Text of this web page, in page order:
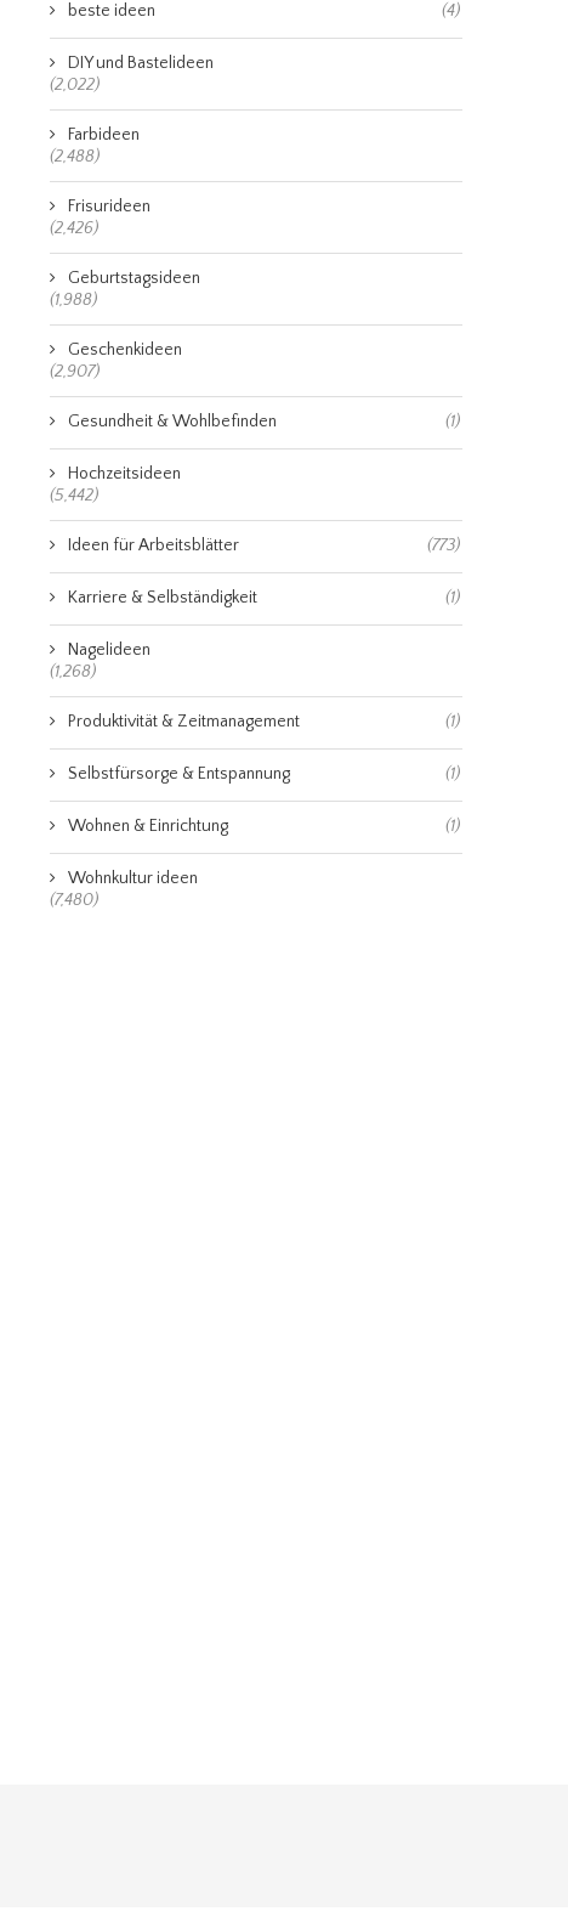
beste ideen (4)
DIY und Bastelideen
(2,022)
Farbideen
(2,488)
Frisurideen
(2,426)
Geburtstagsideen
(1,988)
Geschenkideen
(2,907)
Gesundheit & Wohlbefinden (1)
Hochzeitsideen
(5,442)
Ideen für Arbeitsblätter (773)
Karriere & Selbständigkeit (1)
Nagelideen
(1,268)
Produktivität & Zeitmanagement (1)
Selbstfürsorge & Entspannung (1)
Wohnen & Einrichtung (1)
Wohnkultur ideen
(7,480)